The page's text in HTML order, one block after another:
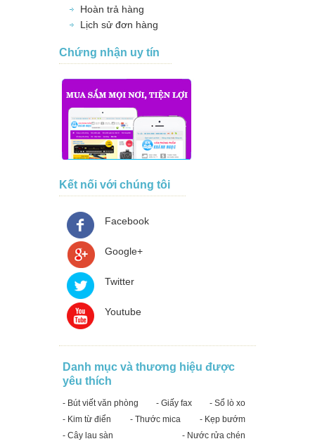
Hoàn trả hàng
Lịch sử đơn hàng
Chứng nhận uy tín
Kết nối với chúng tôi
Facebook
Google+
Twitter
Youtube
Danh mục và thương hiệu được
yêu thích
- Bút viết văn phòng - Giấy fax
- Sổ lò xo
- Kim từ điển
- Thước mica
- Kẹp bướm
- Cây lau sàn
- Nước rửa chén